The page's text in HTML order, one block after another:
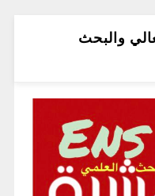
والبحث